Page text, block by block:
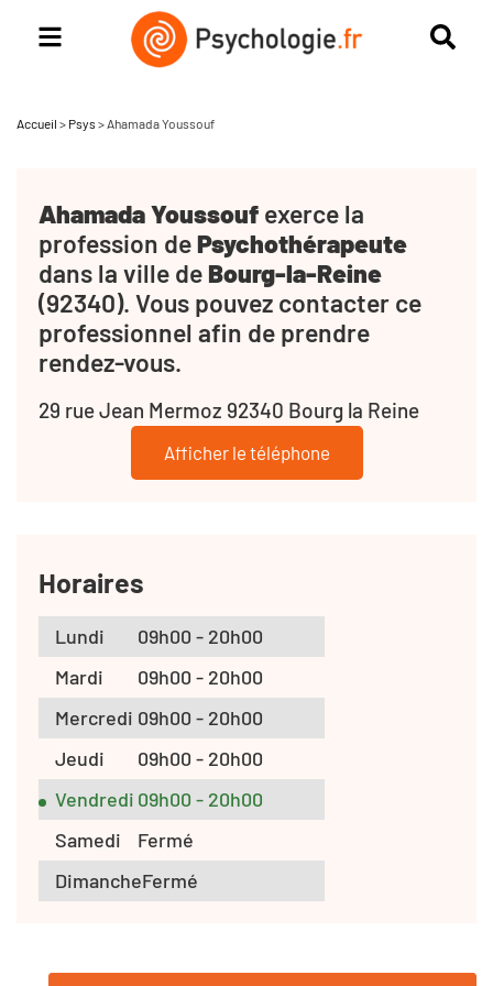
Accueil > Psys > Ahamada Youssouf
Ahamada Youssouf exerce la
profession dePsychothérapeute
dans la ville de Bourg-la-Reine
(92340). Vous pouvez contacter ce
professionnel afin de prendre
rendez-vous.
29 rue Jean Mermoz 92340 Bourg la Reine
Afficher le téléphone
Horaires
Lundi
09h00 - 20h00
Mardi
09h00 - 20h00
Mercredi 09h00 - 20h00
Jeudi
09h00 - 20h00
Vendredi 09h00 - 20h00
Samedi
Fermé
DimancheFermé